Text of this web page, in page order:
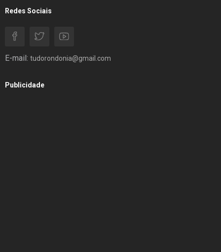
Redes Sociais
E-mail: tudorondonia@gmail.com
Publicidade